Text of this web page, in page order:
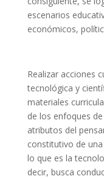
escenarios
económicos,
Realizar acciones
tecnológica y
materiales
de los enfoques
atributos del
constitutivo de
lo que es la
decir, busca